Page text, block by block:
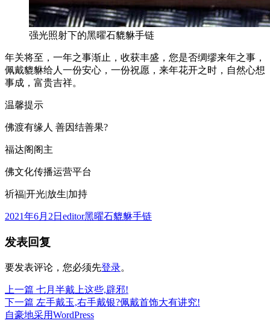
强光照射下的黑曜石貔貅手链
年关将至，一年之事渐止，收获丰盛，您是否绸缪来年之事，
佩戴貔貅给人一份安心，一份祝愿，来年花开之时，自然心想
事成，富贵吉祥。
温馨提示
佛渡有缘人 善因结善果?
福达阁阁主
佛文化传播运营平台
祈福|开光|放生|加持
发
于
2021年6月2日 作
editor分
黑曜石貔貅手链
发表回复
要发表评论，您必须先登录。
文
章
上一篇 上
篇
文
七月半戴上这些,辟邪!
下一篇 下
篇
左手戴玉,右手戴银?佩戴首饰大有讲究!
自豪地采用WordPress